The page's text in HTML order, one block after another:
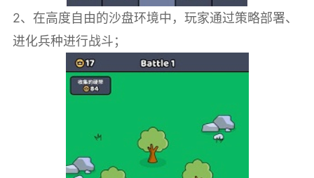
2、在高度自由的沙盘环境中，玩家通过策略部署、
进化兵种进行战斗；